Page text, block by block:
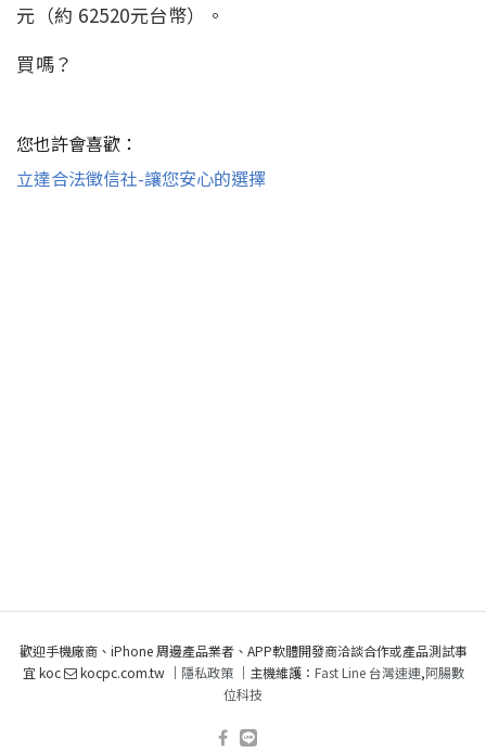
元（約 62520元台幣）。
買嗎？
您也許會喜歡：
立達合法徵信社-讓您安心的選擇
歡迎手機廠商、iPhone 周邊產品業者、APP軟體開發商洽談合作或產品測試事
宜 koc
kocpc.com.tw ｜ 隱私政策｜主機維護： Fast Line 台灣速連,阿腸數
位科技